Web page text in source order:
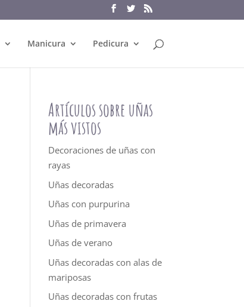
Manicura Pedicura
Artículos sobre uñas
más vistos
Decoraciones de uñas con
rayas
Uñas decoradas
Uñas con purpurina
Uñas de primavera
Uñas de verano
Uñas decoradas con alas de
mariposas
Uñas decoradas con frutas